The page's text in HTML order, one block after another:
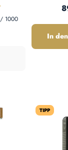
1000
In
TIPP